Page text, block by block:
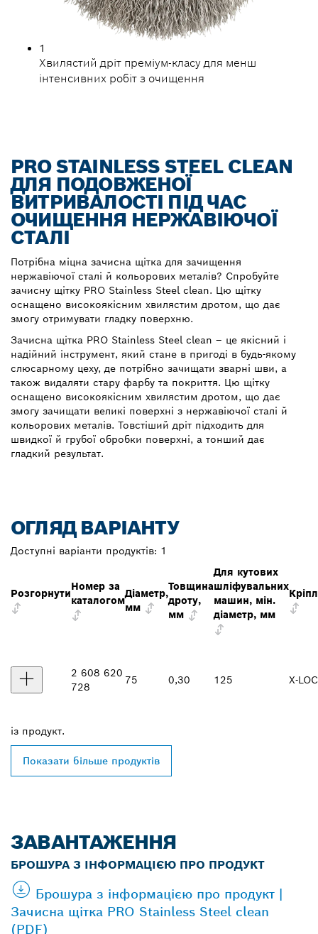
1
Хвилястий дріт преміум-класу для менш
інтенсивних робіт з очищення
PRO STAINLESS STEEL CLEAN
ДЛЯ ПОДОВЖЕНОЇ
ВИТРИВАЛОСТІ ПІД ЧАС
ОЧИЩЕННЯ НЕРЖАВІЮЧОЇ
СТАЛІ
Потрібна міцна зачисна щітка для зачищення
нержавіючої сталі й кольорових металів? Спробуйте
зачисну щітку PRO Stainless Steel clean. Цю щітку
оснащено високоякісним хвилястим дротом, що дає
змогу отримувати гладку поверхню.
Зачисна щітка PRO Stainless Steel clean – це якісний і
надійний інструмент, який стане в пригоді в будь-якому
слюсарному цеху, де потрібно зачищати зварні шви, а
також видаляти стару фарбу та покриття. Цю щітку
оснащено високоякісним хвилястим дротом, що дає
змогу зачищати великі поверхні з нержавіючої сталі й
кольорових металів. Товстіший дріт підходить для
швидкої й грубої обробки поверхні, а тонший дає
гладкий результат.
ОГЛЯД ВАРІАНТУ
Доступні варіанти продуктів: 1
Розгорнути
Номер за
каталогом
Діаметр,
мм
Товщина
дроту,
мм
Для кутових
шліфувальних
машин, мін.
діаметр, мм
2 608 620
728
75 0,30 125 X-
із продукт.
Показати більше продуктів
ЗАВАНТАЖЕННЯ
БРОШУРА З ІНФОРМАЦІЄЮ ПРО ПРОДУКТ
Брошура з інформацією про продукт |
Зачисна щітка PRO Stainless Steel clean
(PDF)